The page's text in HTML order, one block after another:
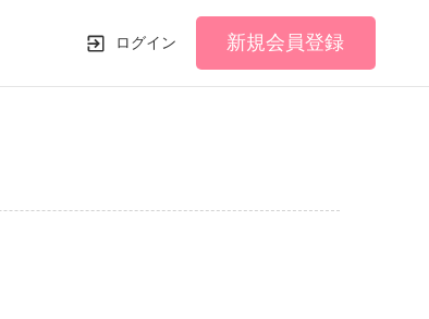
ログイン 新規会員登録